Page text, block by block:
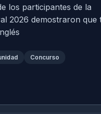
los participantes de la
2026 demostraron que
Concurso